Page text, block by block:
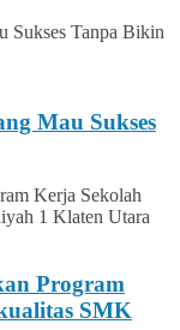
Mau Sukses
Program
SMK